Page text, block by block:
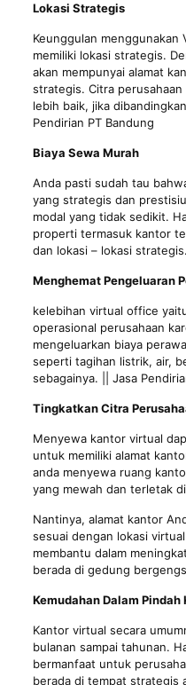
Lokasi Strategis
Keunggulan
memiliki lokasi strategis.
akan mempunyai alamat
strategis. Citra
lebih baik, jika
Pendirian PT Bandung
Biaya Sewa Murah
Anda pasti sudah tau
yang strategis dan
modal yang tidak sedikit.
properti termasuk kantor
dan lokasi – lokasi
Menghemat Pengeluaran
kelebihan virtual office
operasional perusahaan
mengeluarkan biaya
seperti tagihan listrik, air,
sebagainya. || Jasa
Tingkatkan Citra
Menyewa kantor virtual
untuk memiliki alamat
anda menyewa ruang
yang mewah dan terletak
Nantinya, alamat kantor
sesuai dengan lokasi
membantu dalam
berada di gedung
Kemudahan Dalam Pindah
Kantor virtual secara
bulanan sampai tahunan.
bermanfaat untuk
berada di tempat strategis